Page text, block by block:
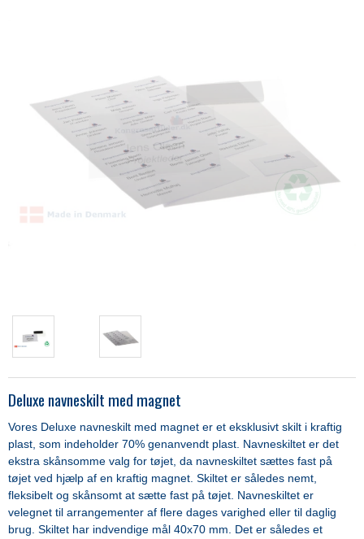
Deluxe navneskilt med magnet
Vores Deluxe navneskilt med magnet er et eksklusivt skilt i kraftig
plast, som indeholder 70% genanvendt plast. Navneskiltet er det
ekstra skånsomme valg for tøjet, da navneskiltet sættes fast på
tøjet ved hjælp af en kraftig magnet. Skiltet er således nemt,
fleksibelt og skånsomt at sætte fast på tøjet. Navneskiltet er
velegnet til arrangementer af flere dages varighed eller til daglig
brug. Skiltet har indvendige mål 40x70 mm. Det er således et